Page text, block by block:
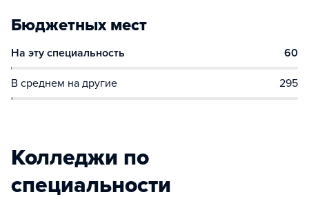
Бюджетных мест
На эту специальность 60
В среднем на другие 295
Колледжи по
специальности